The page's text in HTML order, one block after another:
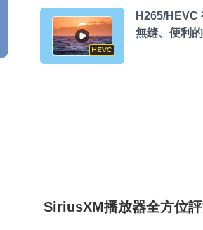
H265/HEVC
無縫、便利
SiriusXM播放器全方位